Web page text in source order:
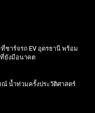
ชาร์จรถ EV อุดรธานี พร้อม
ยังมีอนาคต
น้ำท่วมครั้งประวัติศาสตร์